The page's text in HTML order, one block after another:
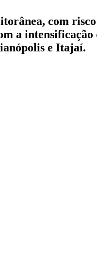
com
a intensificação
e Itajaí.